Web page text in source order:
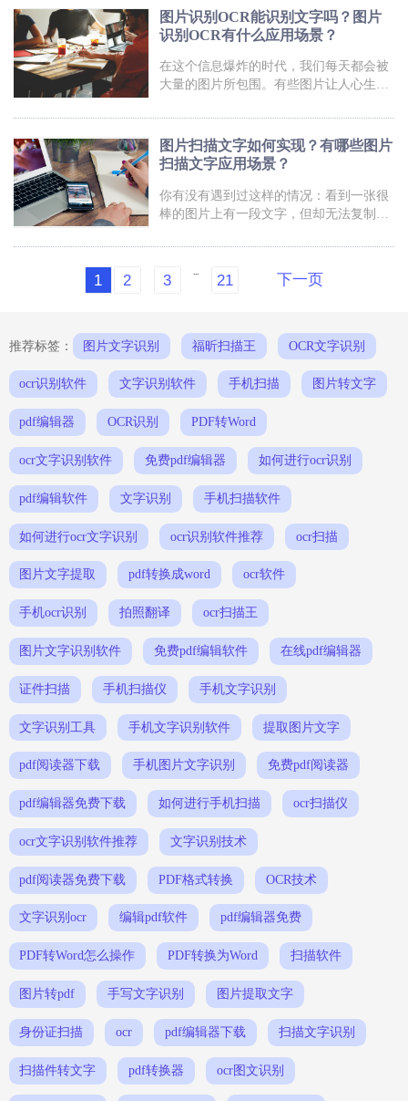
吧！让我们告别繁琐的手动输入，迈入智
而头疼。你可以想象一下，拍下食谱，秒
变文字版；拍下公告，即刻翻译成多国语
言。图片OCR识别的威力不容小觑！就像
自带“扫描仪”的手机一样，随时随地为你
解读、提取图片中的文字信息。无论是学
间，提高效率。让我们一起来探索这项神
奇的技术，释放你的摄影潜力！图片
图片识别OCR能识别文字吗？图片
识别OCR有什么应用场景？
在这个信息爆炸的时代，我们每天都会被
大量的图片所包围。有些图片让人心生欣
文字信息。这时候，一款强大的图片识别
OCR工具就能派上用场了！它不仅能快速
准确地识别图片中的文字，还可以将其转
化为可编辑的文本格式。无论是需要从照
片中提取文字，还是对手写笔记进行整
理，这个神奇的OCR工具都能助你一臂之
存到手机通讯录中，或者将一份重要的文
图片扫描文字如何实现？有哪些图片
扫描文字应用场景？
你有没有遇到过这样的情况：看到一张很
棒的图片上有一段文字，但却无法复制、
技术可以帮你解决这个问题！只需一部手
编辑的文本。图片扫描文字技术正在改变
还是生活中，这项技术都将大显身手。想
了解更多关于图片扫描文字的奇妙魔力
吗？跟着我一起探索吧！图片扫描文字福
昕PDF全能王产品可以帮助用
1 2 3 21 下一页
推荐标签： 图片文字识别 福昕扫描王 OCR文字识别
ocr识别软件 文字识别软件 手机扫描 图片转文字
pdf编辑器 OCR识别 PDF转Word
ocr文字识别软件 免费pdf编辑器 如何进行ocr识别
pdf编辑软件 文字识别 手机扫描软件
如何进行ocr文字识别 ocr识别软件推荐 ocr扫描
图片文字提取 pdf转换成word ocr软件
手机ocr识别 拍照翻译 ocr扫描王
图片文字识别软件 免费pdf编辑软件 在线pdf编辑器
证件扫描 手机扫描仪 手机文字识别
文字识别工具 手机文字识别软件 提取图片文字
pdf阅读器下载 手机图片文字识别 免费pdf阅读器
pdf编辑器免费下载 如何进行手机扫描 ocr扫描仪
ocr文字识别软件推荐 文字识别技术
pdf阅读器免费下载 PDF格式转换 OCR技术
文字识别ocr 编辑pdf软件 pdf编辑器免费
PDF转Word怎么操作 PDF转换为Word 扫描软件
图片转pdf 手写文字识别 图片提取文字
身份证扫描 ocr pdf编辑器下载 扫描文字识别
扫描件转文字 pdf转换器 ocr图文识别